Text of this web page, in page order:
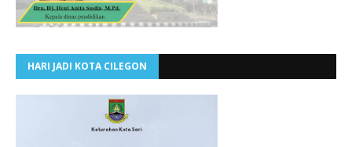
HARI JADI KOTA CILEGON